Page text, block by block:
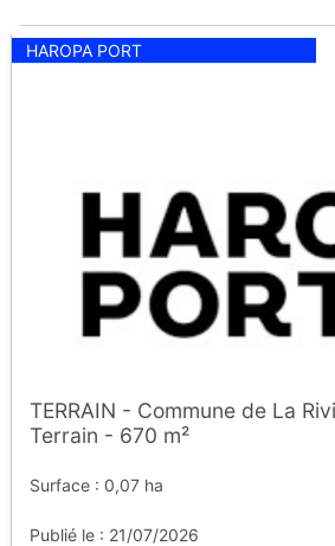
HAROPA PORT
TERRAIN - Commune de La
Terrain - 670 m²
Surface : 0,07 ha
Publié le : 21/07/2026